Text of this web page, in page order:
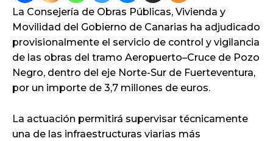
La Consejería de Obras Públicas, Vivienda y
Movilidad del Gobierno de Canarias ha adjudicado
provisionalmente el servicio de control y vigilancia
de las obras del tramo Aeropuerto–Cruce de Pozo
Negro, dentro del eje Norte-Sur de Fuerteventura,
por un importe de 3,7 millones de euros.
La actuación permitirá supervisar técnicamente
una de las infraestructuras viarias más